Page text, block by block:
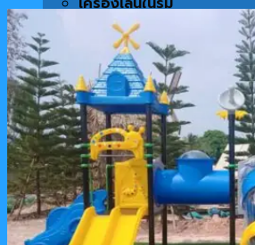
เครื่องเล่นซิปไลน์
พื้นสนาม
เครื่องออกกำลังกาย
สินค้าทั้งหมด
เฟอร์นิเจอร์ตกแต่งโครงการ
โปรโมชั่น
รีวิวสินค้า
เกี่ยวกับเรา
ติดต่อ-สอบถาม